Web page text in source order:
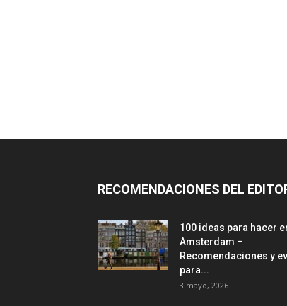
RECOMENDACIONES DEL
100 ideas para hacer
Amsterdam –
Recomendaciones y
para...
3 mayo, 2026